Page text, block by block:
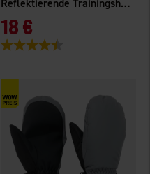
Reflektierende Trainingshandschuhe
18 €
Bewertung: